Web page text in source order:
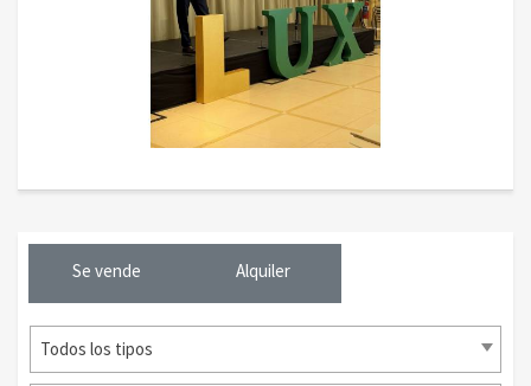
Se vende Alquiler
Todos los tipos